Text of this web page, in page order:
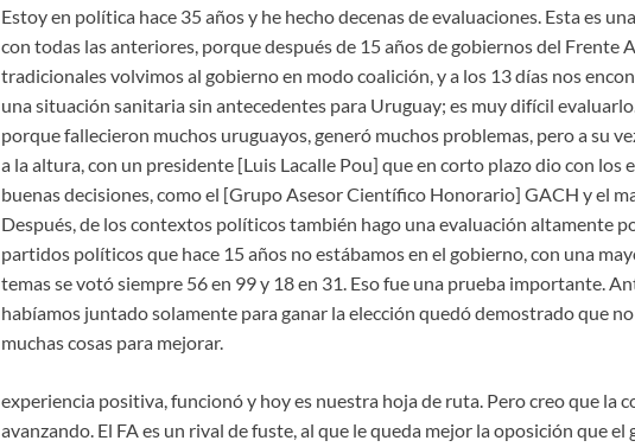
Estoy en política hace 35 años y he hecho decenas de evaluaciones. Esta es
con todas las anteriores, porque después de 15 años de gobiernos del Frente
tradicionales volvimos al gobierno en modo coalición, y a los 13 días nos
una situación sanitaria sin antecedentes para Uruguay; es muy difícil
porque fallecieron muchos uruguayos, generó muchos problemas, pero a su
a la altura, con un presidente [Luis Lacalle Pou] que en corto plazo dio con los
buenas decisiones, como el [Grupo Asesor Científico Honorario] GACH y el
Después, de los contextos políticos también hago una evaluación altamente
partidos políticos que hace 15 años no estábamos en el gobierno, con una
temas se votó siempre 56 en 99 y 18 en 31. Eso fue una prueba importante.
habíamos juntado solamente para ganar la elección quedó demostrado que no
muchas cosas para mejorar.
experiencia positiva, funcionó y hoy es nuestra hoja de ruta. Pero creo que la
avanzando. El FA es un rival de fuste, al que le queda mejor la oposición que